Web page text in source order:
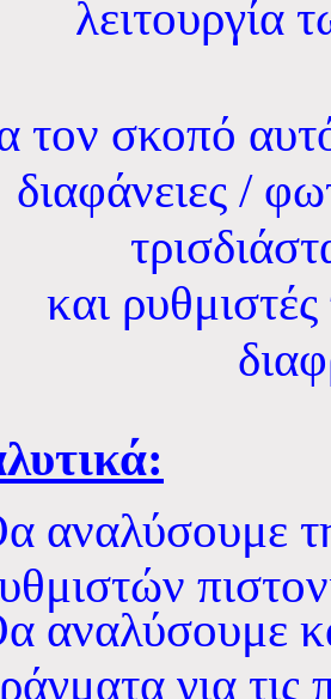
λειτουργία
τον σκοπό
διαφάνειες /
και
αναλύσουμε
αναλύσουμε
για τις